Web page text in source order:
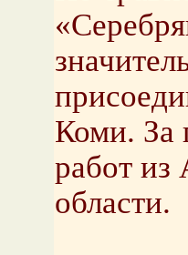
Коми. За
работ из
области.